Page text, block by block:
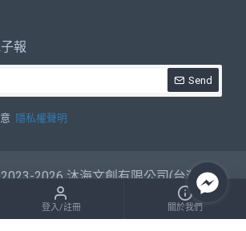
報
Send
隱私權聲明
2026 沐海文創有限公司(台灣)
登入/註冊 關於我們